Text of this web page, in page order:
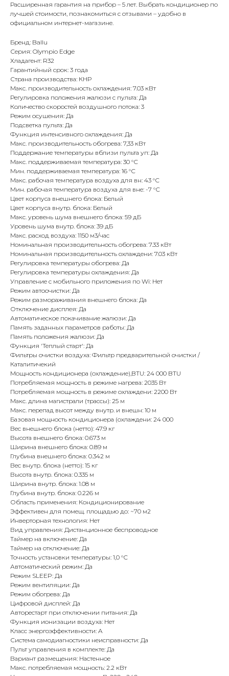
Расширенная гарантия на прибор – 5 лет. Выбрать кондиционер по
лучшей стоимости, познакомиться с отзывами – удобно в
официальном интернет-магазине.
Бренд: Ballu
Серия: Olympio Edge
Хладагент: R32
Гарантийный срок: 3 года
Страна производства: КНР
Макс. производительность охлаждения: 7.03 кВт
Регулировка положения жалюзи с пульта: Да
Количество скоростей воздушного потока: 3
Режим осушения: Да
Подсветка пульта: Да
Функция интенсивного охлаждения: Да
Макс. производительность обогрева: 7,33 кВт
Поддержание температуры вблизи пульта уп: Да
Макс. поддерживаемая температура: 30 °С
Мин. поддерживаемая температура: 16 °С
Макс. рабочая температура воздуха для вн: 43 °С
Мин. рабочая температура воздуха для вне: -7 °С
Цвет корпуса внешнего блока: Белый
Цвет корпуса внутр. блока: Белый
Макс. уровень шума внешнего блока: 59 дБ
Уровень шума внутр. блока: 39 дБ
Макс. расход воздуха: 1150 м3/час
Номинальная производительность обогрева: 7.33 кВт
Номинальная производительность охлаждени: 7.03 кВт
Регулировка температуры обогрева: Да
Регулировка температуры охлаждения: Да
Управление c мобильного приложения по Wi: Нет
Режим автоочистки: Да
Режим размораживания внешнего блока: Да
Отключение дисплея: Да
Автоматическое покачивание жалюзи: Да
Память заданных параметров работы: Да
Память положения жалюзи: Да
Функция 'Теплый старт': Да
Фильтры очистки воздуха: Фильтр предварительной очистки /
Каталитичекий
Мощность кондиционера (охлаждение),BTU: 24 000 BTU
Потребляемая мощность в режиме нагрева: 2035 Вт
Потребляемая мощность в режиме охлаждени: 2200 Вт
Макс. длина магистрали (трассы): 25 м
Макс. перепад высот между внутр. и внешн: 10 м
Базовая мощность кондиционера (охлаждени: 24 000
Вес внешнего блока (нетто): 47.9 кг
Высота внешнего блока: 0.673 м
Ширина внешнего блока: 0.89 м
Глубина внешнего блока: 0.342 м
Вес внутр. блока (нетто): 15 кг
Высота внутр. блока: 0.335 м
Ширина внутр. блока: 1.08 м
Глубина внутр. блока: 0.226 м
Область применения: Кондиционирование
Эффективен для помещ. площадью до: ~70 м2
Инверторная технология: Нет
Вид управления: Дистанционное беспроводное
Таймер на включение: Да
Таймер на отключение: Да
Точность установки температуры: 1,0 °С
Автоматический режим: Да
Режим SLEEP: Да
Режим вентиляции: Да
Режим обогрева: Да
Цифровой дисплей: Да
Авторестарт при отключении питания: Да
Функция ионизации воздуха: Нет
Класс энергоэффективности: A
Система самодиагностики неисправности: Да
Пульт управления в комплекте: Да
Вариант размещения: Настенное
Макс. потребляемая мощность: 2.2 кВт